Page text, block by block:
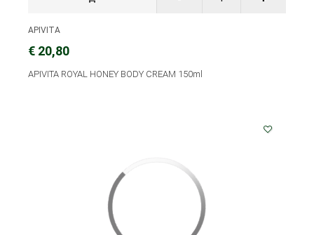
APIVITA
€ 20,80
APIVITA ROYAL HONEY BODY CREAM 150ml